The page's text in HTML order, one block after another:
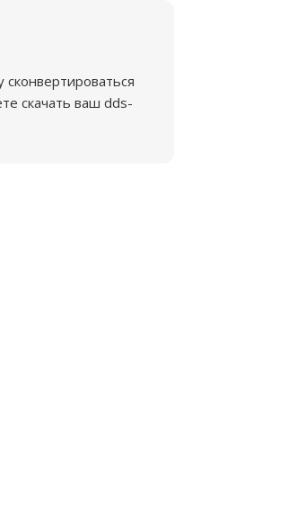
скачать ваш dds-